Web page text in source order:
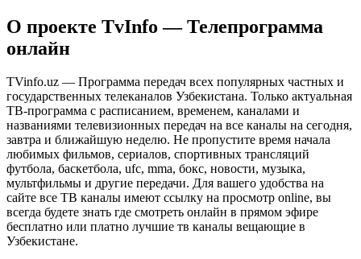
О проекте TvInfo — Телепрограмма
онлайн
TVinfo.uz — Программа передач всех популярных частных и
государственных телеканалов Узбекистана. Только актуальная
ТВ-программа с расписанием, временем, каналами и
названиями телевизионных передач на все каналы на сегодня,
завтра и ближайшую неделю. Не пропустите время начала
любимых фильмов, сериалов, спортивных трансляций
футбола, баскетбола, ufc, mma, бокс, новости, музыка,
мультфильмы и другие передачи. Для вашего удобства на
сайте все ТВ каналы имеют ссылку на просмотр online, вы
всегда будете знать где смотреть онлайн в прямом эфире
бесплатно или платно лучшие тв каналы вещающие в
Узбекистане.